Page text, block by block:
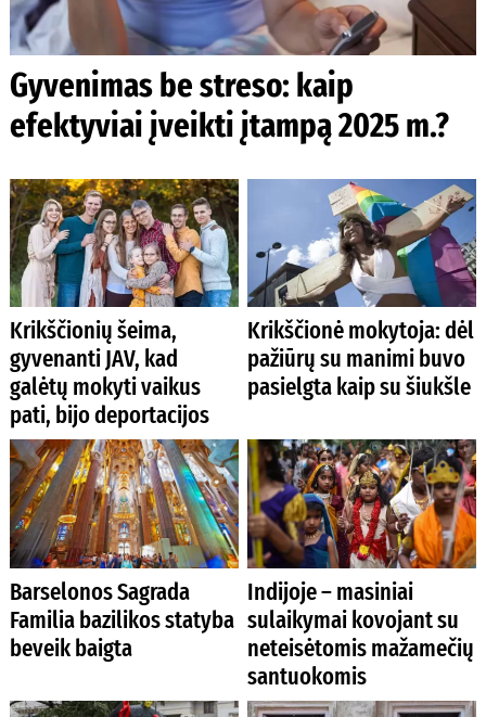
Gyvenimas be streso: kaip
efektyviai įveikti įtampą 2025 m.?
Krikščionių šeima,
gyvenanti JAV, kad
galėtų mokyti vaikus
pati, bijo deportacijos
Krikščionė mokytoja: dėl
pažiūrų su manimi buvo
pasielgta kaip su šiukšle
Barselonos Sagrada
Familia bazilikos statyba
beveik baigta
Indijoje – masiniai
sulaikymai kovojant su
neteisėtomis mažamečių
santuokomis